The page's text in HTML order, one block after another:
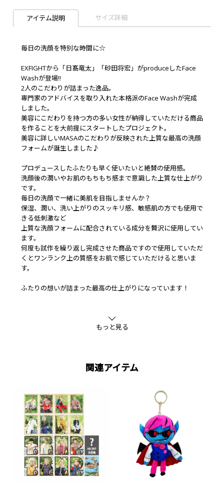
アイテム説明 サイズ詳細
毎日の洗顔を特別な時間に☆
EXFIGHTから「日髙竜太」「砂田将宏」がproduceしたFace
Washが登場!!
2人のこだわりが詰まった逸品。
専門家のアドバイスを取り入れた本格派のFace Washが完成
しました。
美容にこだわりを持つ方の多い女性が納得していただける商品
を作ることを大前提にスタートしたプロジェクト。
美容に詳しいMASAのこだわりが反映された上質な最高の洗顔
フォームが誕生しました♪
プロデュースしたふたりも早く使いたいと絶賛の使用感。
洗顔後の潤いやお肌のもちもち感まで意識した上質な仕上がり
です。
毎日の洗顔で一緒に美肌を目指しませんか？
保湿、潤い、洗い上がりのスッキリ感、敏感肌の方でも使用で
きる低刺激など
上質な洗顔フォームに配合されている成分を贅沢に使用してい
ます。
何度も試作を繰り返し完成させた商品ですので使用していただ
くとワンランク上の質感をお肌で感じていただけると思いま
す。
ふたりの想いが詰まった最高の仕上がりになっています！
クロフサスグリ／牡丹皮／ローズマリーの組み合わせにより肌
美容成分の効果を得るためにもトラブルのない正常な肌でのケ
アが重要！
■デザイン
本体の配色・文字カラー・配置をはじめ、
ネーミングなど全てRYUTA＆MASAが想いを込めたデザインで
す☆
お風呂場や洗面所に置いてもオシャレで上品なデザインに仕上
げました♪
もっと見る
関連アイテム